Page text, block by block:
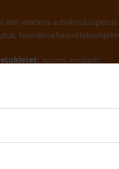
lain vaatima
suomi, englanti